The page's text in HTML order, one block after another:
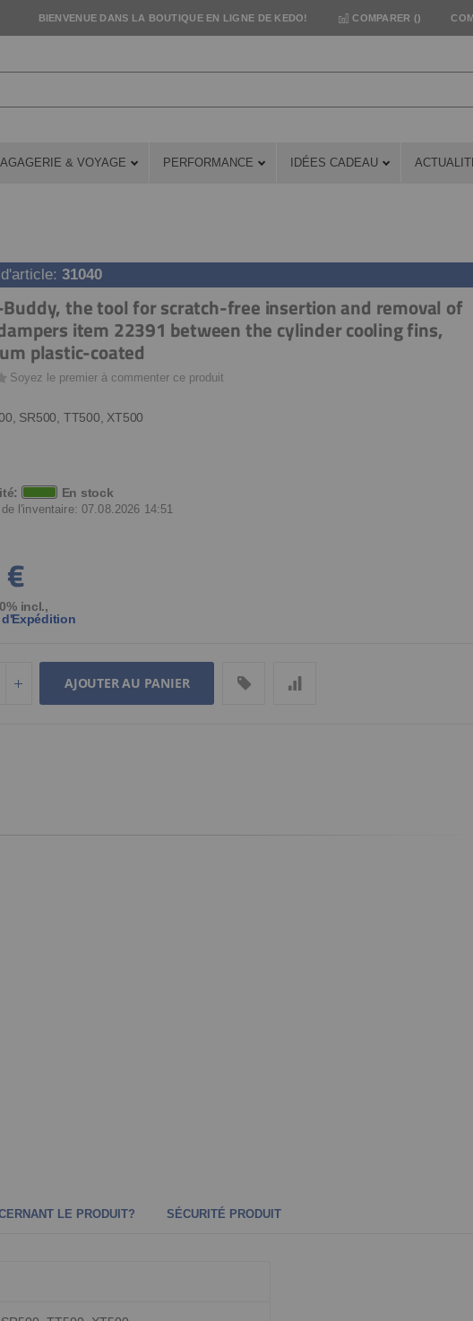
BIENVENUE DANS LA BOUTIQUE EN LIGNE DE KEDO! COMPARER ()
& VOYAGE PERFORMANCE IDÉES CADEAU
31040
Buddy, the tool for scratch-free insertion and removal of
item 22391 between the cylinder cooling fins,
plastic-coated
Soyez le premier à commenter ce produit
SR500, TT500, XT500
En stock
l'inventaire: 07.08.2026 14:51
incl.,
AJOUTER AU PANIER
LE PRODUIT? SÉCURITÉ PRODUIT